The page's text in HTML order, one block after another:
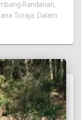
Randanan,
Toraja. Dalam